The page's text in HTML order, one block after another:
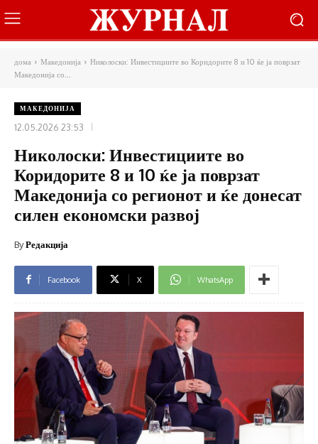
дома Македонија
Николоски: Инвестициите во Коридорите 8 и 10 ќе ја поврзат
Македонија со...
МАКЕДОНИЈА
12.05.2026 23:53
Николоски: Инвестициите во
Коридорите 8 и 10 ќе ја поврзат
Македонија со регионот и ќе донесат
силен економски развој
ByРедакција
Facebook X WhatsApp